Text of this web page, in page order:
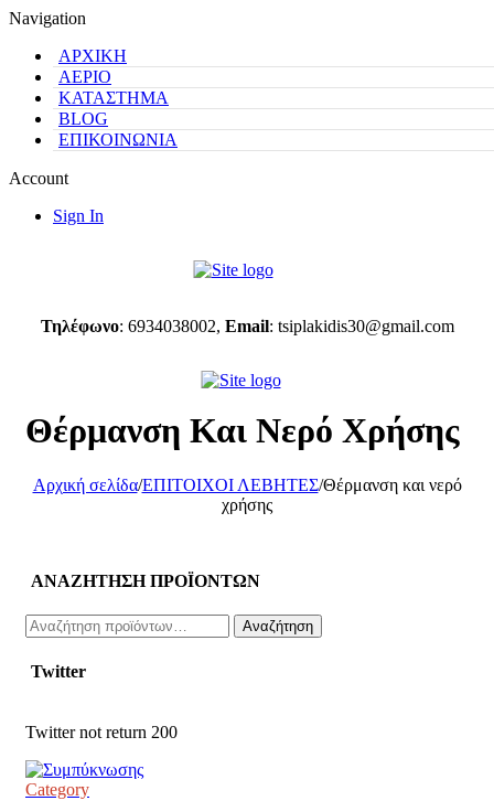
Navigation
ΑΡΧΙΚΗ
ΑΕΡΙΟ
ΚΑΤΑΣΤΗΜΑ
BLOG
ΕΠΙΚΟΙΝΩΝΙΑ
Account
Sign In
Τηλέφωνο: 6934038002, Email: tsiplakidis30@gmail.com
Θέρμανση Και Νερό Χρήσης
Αρχική σελίδα/ΕΠΙΤΟΙΧΟΙ ΛΕΒΗΤΕΣ/Θέρμανση και νερό
χρήσης
Category
ΑΝΑΖΗΤΗΣΗ ΠΡΟΪΟΝΤΩΝ
Αναζήτηση
για:
Αναζήτηση
Twitter
Twitter not return 200